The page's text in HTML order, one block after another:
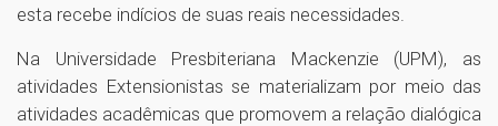
esta recebe indícios de suas reais necessidades.
Na Universidade Presbiteriana Mackenzie (UPM), as
atividades Extensionistas se materializam por meio das
atividades acadêmicas que promovem a relação dialógica